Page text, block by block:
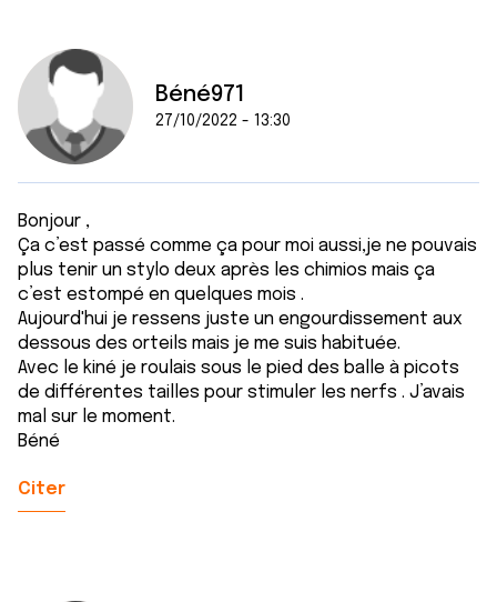
Béné971
27/10/2022 - 13:30
Bonjour ,
Ça c’est passé comme ça pour moi aussi,je ne pouvais
plus tenir un stylo deux après les chimios mais ça
c’est estompé en quelques mois .
Aujourd'hui je ressens juste un engourdissement aux
dessous des orteils mais je me suis habituée.
Avec le kiné je roulais sous le pied des balle à picots
de différentes tailles pour stimuler les nerfs . J’avais
mal sur le moment.
Béné
Citer